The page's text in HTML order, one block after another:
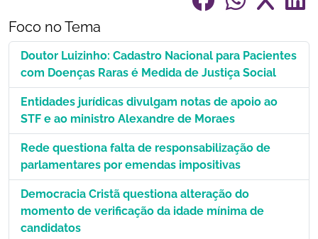
Foco no Tema
Doutor Luizinho: Cadastro Nacional para Pacientes
com Doenças Raras é Medida de Justiça Social
Entidades jurídicas divulgam notas de apoio ao
STF e ao ministro Alexandre de Moraes
Rede questiona falta de responsabilização de
parlamentares por emendas impositivas
Democracia Cristã questiona alteração do
momento de verificação da idade mínima de
candidatos